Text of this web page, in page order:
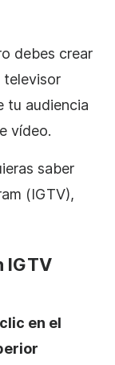
debes crear
televisor
tu audiencia
vídeo.
saber
(IGTV),
IGTV
en el